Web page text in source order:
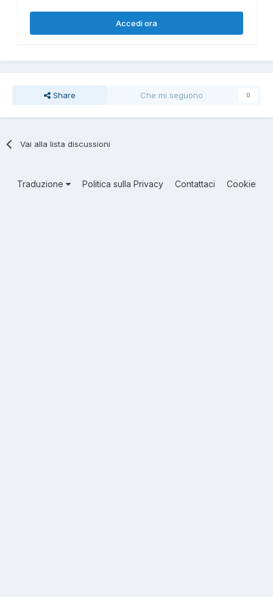
Accedi ora
Share Che mi seguono 0
Vai alla lista discussioni
Traduzione Politica sulla Privacy Contattaci Cookie